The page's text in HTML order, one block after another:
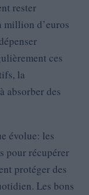
rester
million d’euros
ces
la
absorber des
évolue: les
pour récupérer
protéger des
Les bons